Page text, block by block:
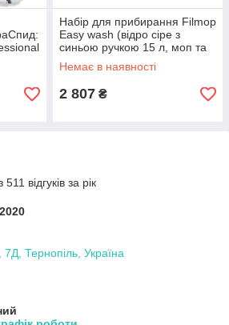
Набір для прибирання Filmop
Easy wash (відро сіре з
синьою ручкою 15 л, моп та
тримач, ручка)
Немає в наявності
2 807 ₴
відгуків за рік
Тернопіль, Україна